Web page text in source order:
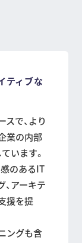
ティブな
で、より
業の内部
います。
のあるIT
アーキテ
援を提
ングも含